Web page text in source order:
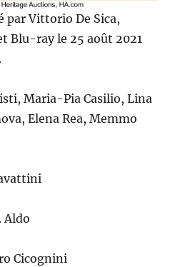
par Vittorio De Sica,
Blu-ray le 25 août 2021
Maria-Pia Casilio, Lina
Elena Rea, Memmo
Aldo
Cicognini